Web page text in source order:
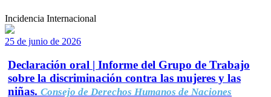
Incidencia Internacional
25 de junio de 2026
Declaración oral | Informe del Grupo de Trabajo
sobre la discriminación contra las mujeres y las
niñas. Consejo de Derechos Humanos de Naciones